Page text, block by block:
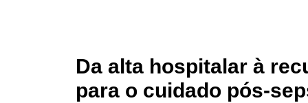
Da alta hospitalar à
para o cuidado pós-